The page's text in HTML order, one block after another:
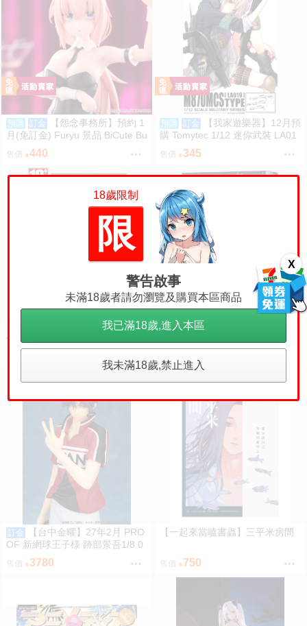
X
預購 訂金
【怨念事務所】預約 1
月(免訂金) Furyu 景品 BiCute Bu
nnies 學生會也有洞 陸奧駒絽 兔
女郎 0906
售價 440
預購 訂金
【我家遊樂器】12月預
購 Tomytec 1/12 迷你武裝 LA01
9 M870MCS 雷明登霰彈槍 再販
售價 345
【永豐】青文漫畫 異世界泡泡澡
堂輝夜 8 (全新) 出版：2026/08
【一起來當嗑書蟲】醉死當塗
售價 380
訂金
【台中金曜】27年2月 PRO
OF 新網球王子様 跡部景吾1/8 0
售價 3780
【一起來當嗑書蟲】三平米房間
售價 750
18歲限制
限
警告啟事
未滿18歲者請勿瀏覽及購買本區商品
我已滿18歲,進入本區
我未滿18歲,禁止進入